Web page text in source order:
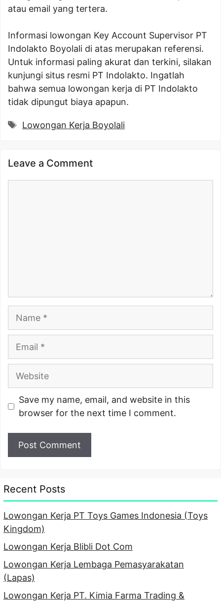
atau email yang tertera.
Informasi lowongan Key Account Supervisor PT
Indolakto Boyolali di atas merupakan referensi.
Untuk informasi paling akurat dan terkini, silakan
kunjungi situs resmi PT Indolakto. Ingatlah
bahwa semua lowongan kerja di PT Indolakto
tidak dipungut biaya apapun.
Tags
Lowongan Kerja Boyolali
Leave a Comment
Website
Save my name, email, and website in this
browser for the next time I comment.
Recent Posts
Lowongan Kerja PT Toys Games Indonesia (Toys
Kingdom)
Lowongan Kerja Blibli Dot Com
Lowongan Kerja Lembaga Pemasyarakatan
(Lapas)
Lowongan Kerja PT. Kimia Farma Trading &